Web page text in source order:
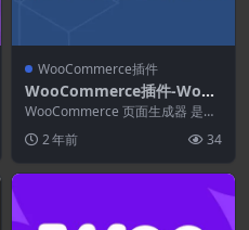
WooCommerce插件
WooCommerce插件-WooC
ommerce Page Builder 3.
4.3.6
WooCommerce 页面生成器 是理
加...2 年前 34